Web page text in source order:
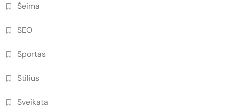
Šeima
SEO
Sportas
Stilius
Sveikata